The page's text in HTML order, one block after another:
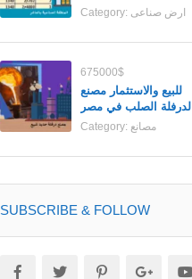
Category: ارض صناعى
675000$
للبيع والاستثمار مصنع
لدرفلة الصلب في مصر
Category: مصانع
SUBSCRIBE & FOLLOW